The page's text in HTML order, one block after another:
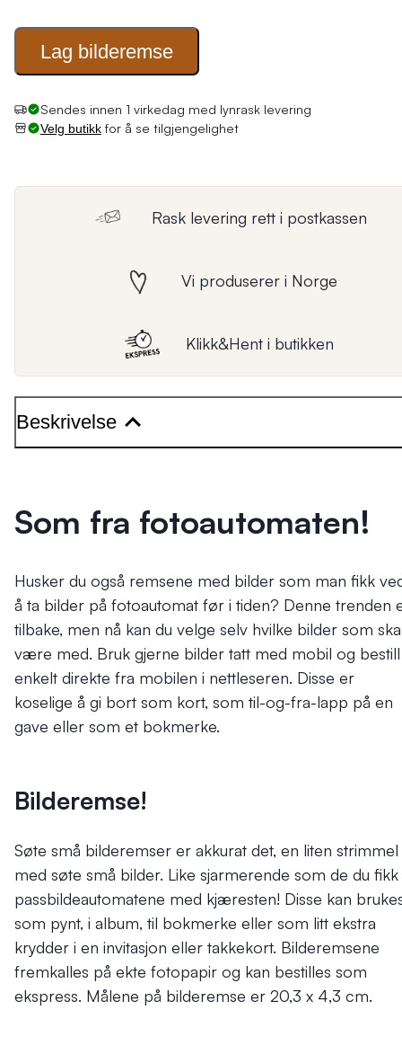
Lag bilderemse
Sendes innen 1 virkedag med lynrask levering
Velg butikkfor å se tilgjengelighet
Rask levering rett i postkassen
Vi produserer i Norge
Klikk&Hent i butikken
Beskrivelse
Som fra fotoautomaten!
Husker du også remsene med bilder som man fikk
å ta bilder på fotoautomat før i tiden? Denne trenden
tilbake, men nå kan du velge selv hvilke bilder som
være med. Bruk gjerne bilder tatt med mobil og bestill
enkelt direkte fra mobilen i nettleseren. Disse er
koselige å gi bort som kort, som til-og-fra-lapp på en
gave eller som et bokmerke.
Bilderemse!
Søte små bilderemser er akkurat det, en liten strimmel
med søte små bilder. Like sjarmerende som de du fikk
passbildeautomatene med kjæresten! Disse kan
som pynt, i album, til bokmerke eller som litt ekstra
krydder i en invitasjon eller takkekort. Bilderemsene
fremkalles på ekte fotopapir og kan bestilles som
ekspress. Målene på bilderemse er 20,3 x 4,3 cm.